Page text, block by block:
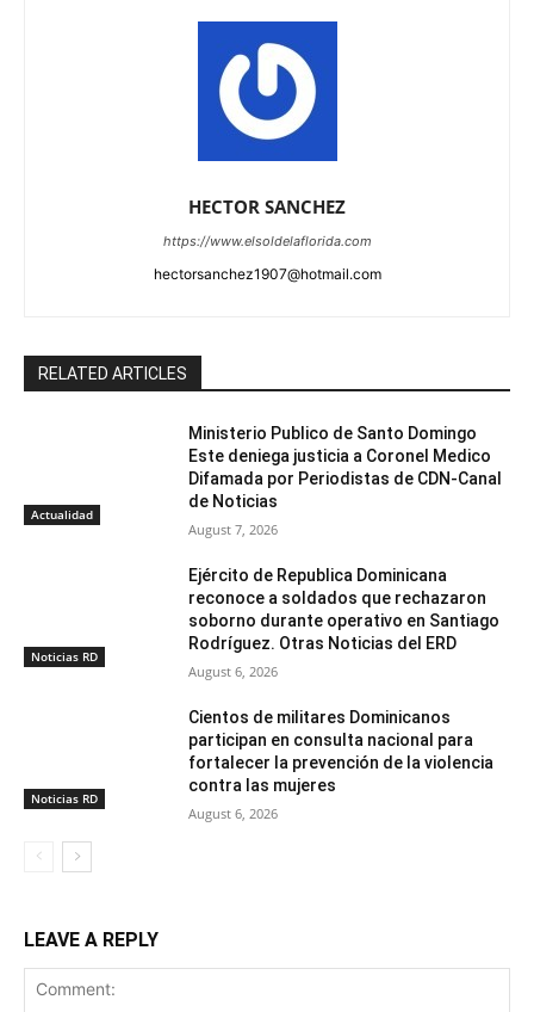
HECTOR SANCHEZ
https://www.elsoldelaflorida.com
hectorsanchez1907@hotmail.com
RELATED ARTICLES
Actualidad
Ministerio Publico de Santo Domingo
Este deniega justicia a Coronel Medico
Difamada por Periodistas de CDN-Canal
de Noticias
August 7, 2026
Noticias RD
Ejército de Republica Dominicana
reconoce a soldados que rechazaron
soborno durante operativo en Santiago
Rodríguez. Otras Noticias del ERD
August 6, 2026
Noticias RD
Cientos de militares Dominicanos
participan en consulta nacional para
fortalecer la prevención de la violencia
contra las mujeres
August 6, 2026
LEAVE A REPLY